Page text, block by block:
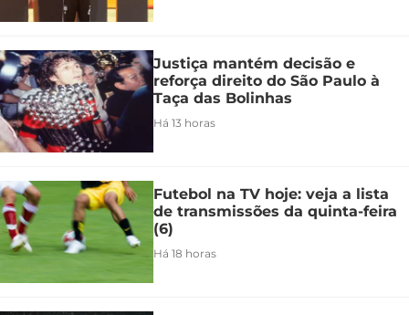
Justiça mantém decisão e
reforça direito do São Paulo à
Taça das Bolinhas
Há 13 horas
Futebol na TV hoje: veja a lista
de transmissões da quinta-feira
(6)
Há 18 horas